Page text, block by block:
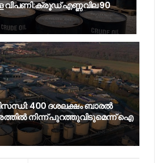
എണ്ണവില 90
400 ദശലക്ഷം ബാരൽ
നിന്ന് പുറത്തുവിടുമെന്ന് ഐ